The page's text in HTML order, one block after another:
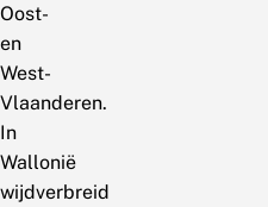
Oost-
en
West-
Vlaanderen.
In
Wallonië
wijdverbreid